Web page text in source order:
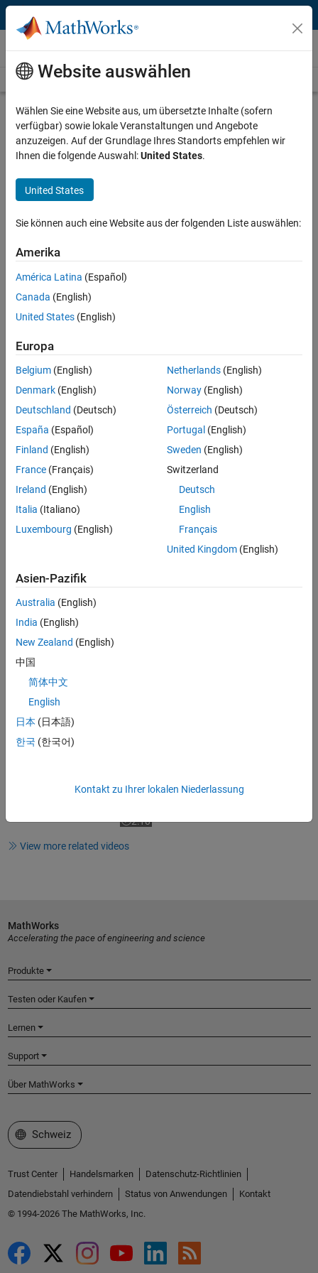
Weiter zum Inhalt
Videos
Videos Home Search
Play
Description
Processing in Vision HDL Toolbox
Published: 28 Aug 2019
Feedback
Video length is 1:43
What Is Vision HDL Toolbox?
RELATED VIDEOS:
Video length is 7:28
Corner Detection Design with Vision
HDL Toolbox
2:10
Video length is 2:10
View more related videos
Website auswählen
Wählen Sie eine Website aus, um übersetzte Inhalte (sofern
verfügbar) sowie lokale Veranstaltungen und Angebote
anzuzeigen. Auf der Grundlage Ihres Standorts empfehlen wir
Ihnen die folgende Auswahl:United States.
United States
Sie können auch eine Website aus der folgenden Liste auswählen:
Amerika
América Latina (Español)
Canada (English)
United States (English)
Europa
Belgium (English)
Denmark (English)
Deutschland (Deutsch)
España (Español)
Finland (English)
France (Français)
Ireland (English)
Italia (Italiano)
Luxembourg (English)
Netherlands(English)
Norway(English)
Österreich (Deutsch)
Portugal (English)
Sweden (English)
Switzerland
Deutsch
English
Français
United Kingdom(English)
Asien-Pazifik
Australia (English)
India (English)
New Zealand (English)
中国
简体中文
English
日本 (日本語)
한국 (한국어)
Kontakt zu Ihrer lokalen Niederlassung
MathWorks
Accelerating the pace of engineering and science
Produkte
Testen oder Kaufen
Lernen
Support
Über MathWorks
Website auswählen
Schweiz
Trust Center Handelsmarken
Datenschutz-Richtlinien
Datendiebstahl verhindern
Status von Anwendungen
Kontakt
© 1994-2026 The MathWorks, Inc.